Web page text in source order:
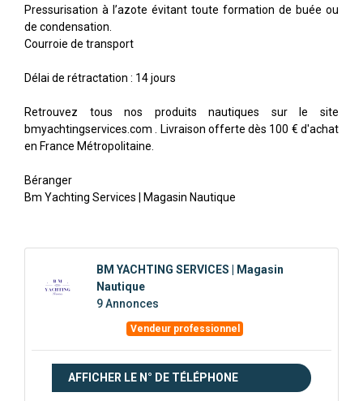
Pressurisation à l’azote évitant toute formation de buée ou
de condensation.
Courroie de transport
Délai de rétractation : 14 jours
Retrouvez tous nos produits nautiques sur le site
bmyachtingservices.com . Livraison offerte dès 100 € d'achat
en France Métropolitaine.
Béranger
Bm Yachting Services | Magasin Nautique
BM YACHTING SERVICES | Magasin
Nautique
9 Annonces
Vendeur professionnel
AFFICHER LE N° DE TÉLÉPHONE